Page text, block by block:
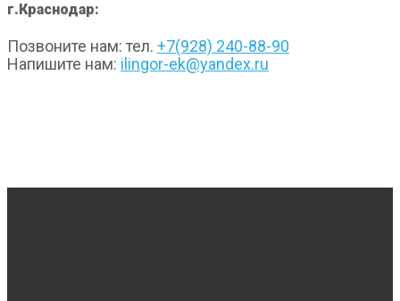
г.Краснодар:
Позвоните нам: тел. +7(928) 240-88-90
Напишите нам: ilingor-ek@yandex.ru